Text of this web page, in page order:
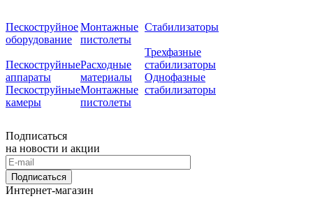
Пескоструйное
оборудование
Пескоструйные
аппараты
Пескоструйные
камеры
Монтажные
пистолеты
Расходные
материалы
Монтажные
пистолеты
Стабилизаторы
Трехфазные
стабилизаторы
Однофазные
стабилизаторы
Подписаться
на новости и акции
Подписаться
Интернет-магазин